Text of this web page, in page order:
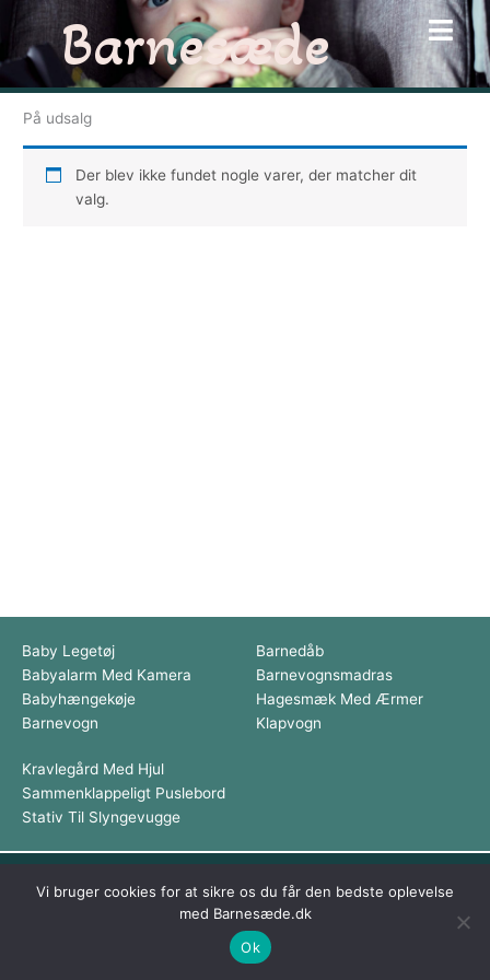
indholdet Barnesæde
På udsalg
Der blev ikke fundet nogle varer, der matcher dit
valg.
Baby Legetøj
Babyalarm Med Kamera
Babyhængekøje
Barnevogn
Barnedåb
Barnevognsmadras
Hagesmæk Med Ærmer
Klapvogn
Kravlegård Med Hjul
Sammenklappeligt Puslebord
Stativ Til Slyngevugge
Dette medie ejes og drives af Tropic Traffic LLC-FZ | The Meydan
Hotel, Grandstand, 6th floor, Nad Al Sheba | Dubai | UAE
Copyright © 2026 Barnesæde | All rights reserved
Vi bruger cookies for at sikre os du får den bedste oplevelse
med Barnesæde.dk
Ok